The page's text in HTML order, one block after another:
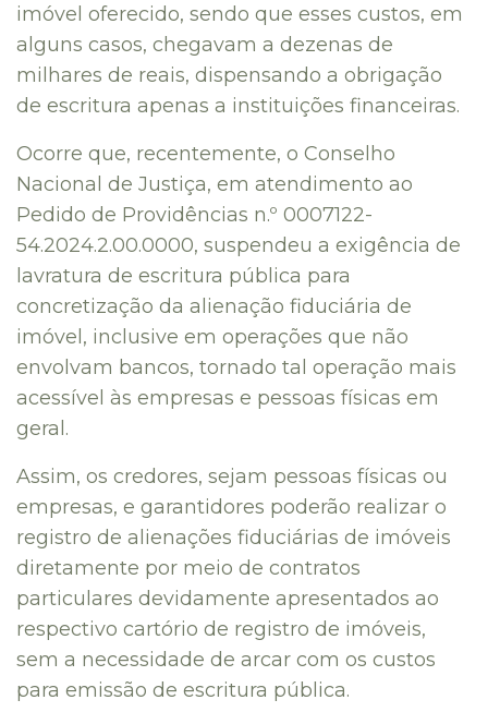
imóvel oferecido, sendo que esses custos, em
alguns casos, chegavam a dezenas de
milhares de reais, dispensando a obrigação
de escritura apenas a instituições financeiras.
Ocorre que, recentemente, o Conselho
Nacional de Justiça, em atendimento ao
Pedido de Providências n.º 0007122-
54.2024.2.00.0000, suspendeu a exigência de
lavratura de escritura pública para
concretização da alienação fiduciária de
imóvel, inclusive em operações que não
envolvam bancos, tornado tal operação mais
acessível às empresas e pessoas físicas em
geral.
Assim, os credores, sejam pessoas físicas ou
empresas, e garantidores poderão realizar o
registro de alienações fiduciárias de imóveis
diretamente por meio de contratos
particulares devidamente apresentados ao
respectivo cartório de registro de imóveis,
sem a necessidade de arcar com os custos
para emissão de escritura pública.